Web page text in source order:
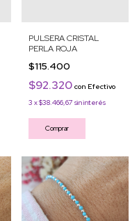
PULSERA CRISTAL
PERLA ROJA
$115.400
$92.320 con Efectivo
3 x$38.466,67 sin interés
Comprar